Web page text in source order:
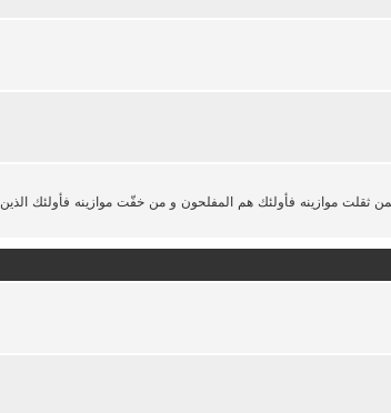
ثقلت موازينه فأولئك هم المفلحون و من خفّت موازينه فأولئك الذين